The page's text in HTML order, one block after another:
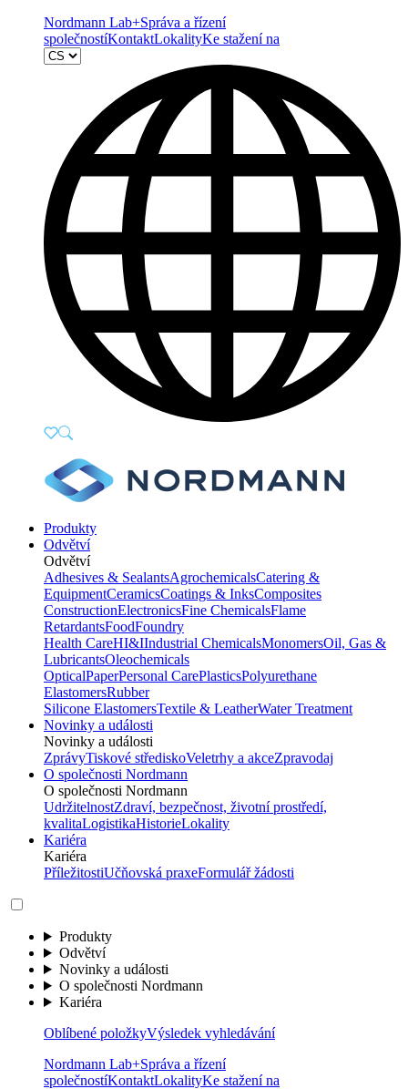
Nordmann Lab+Správa a řízení
společnostíKontaktLokalityKe stažení na
Produkty
Odvětví
Odvětví
Adhesives & SealantsAgrochemicalsCatering &
EquipmentCeramicsCoatings & InksComposites
ConstructionElectronicsFine ChemicalsFlame
RetardantsFoodFoundry
Health CareHI&IIndustrial ChemicalsMonomersOil, Gas &
LubricantsOleochemicals
OpticalPaperPersonal CarePlasticsPolyurethane
ElastomersRubber
Silicone ElastomersTextile & LeatherWater Treatment
Novinky a události
Novinky a události
ZprávyTiskové střediskoVeletrhy a akceZpravodaj
O společnosti Nordmann
O společnosti Nordmann
UdržitelnostZdraví, bezpečnost, životní prostředí,
kvalitaLogistikaHistorieLokality
Kariéra
Kariéra
PříležitostiUčňovská praxeFormulář žádosti
Produkty
Odvětví
Novinky a události
O společnosti Nordmann
Kariéra
Oblíbené položkyVýsledek vyhledávání
Nordmann Lab+Správa a řízení
společnostíKontaktLokalityKe stažení na